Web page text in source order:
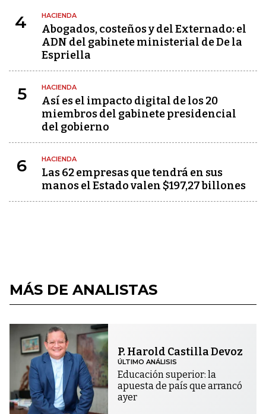
4 HACIENDA
Abogados, costeños y del Externado: el
ADN del gabinete ministerial de De la
Espriella
5 HACIENDA
Así es el impacto digital de los 20
miembros del gabinete presidencial
del gobierno
6 HACIENDA
Las 62 empresas que tendrá en sus
manos el Estado valen $197,27 billones
MÁS DE ANALISTAS
P. Harold Castilla Devoz
ÚLTIMO ANÁLISIS
Educación superior: la
apuesta de país que arrancó
ayer